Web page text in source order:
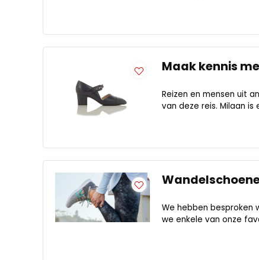
Maak kennis
Reizen en mensen uit
van deze reis. Milaan
We hebben besproken
we enkele van onze